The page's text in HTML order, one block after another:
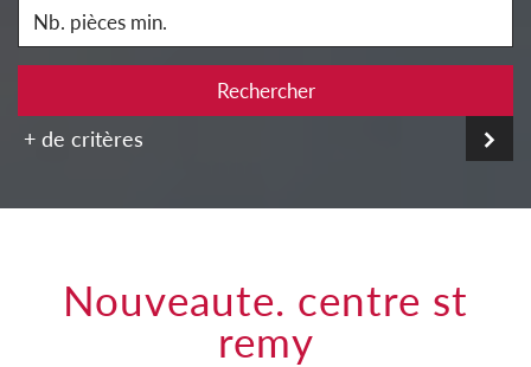
Rechercher
+ de critères
nouveaute. centre st
remy